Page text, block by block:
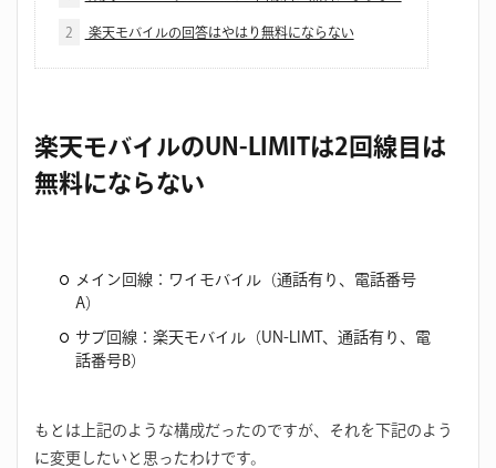
2 楽天モバイルの回答はやはり無料にならない
楽天モバイルのUN-LIMITは2回線目は
無料にならない
メイン回線：ワイモバイル（通話有り、電話番号
A）
サブ回線：楽天モバイル（UN-LIMT、通話有り、電
話番号B）
もとは上記のような構成だったのですが、それを下記のよう
に変更したいと思ったわけです。